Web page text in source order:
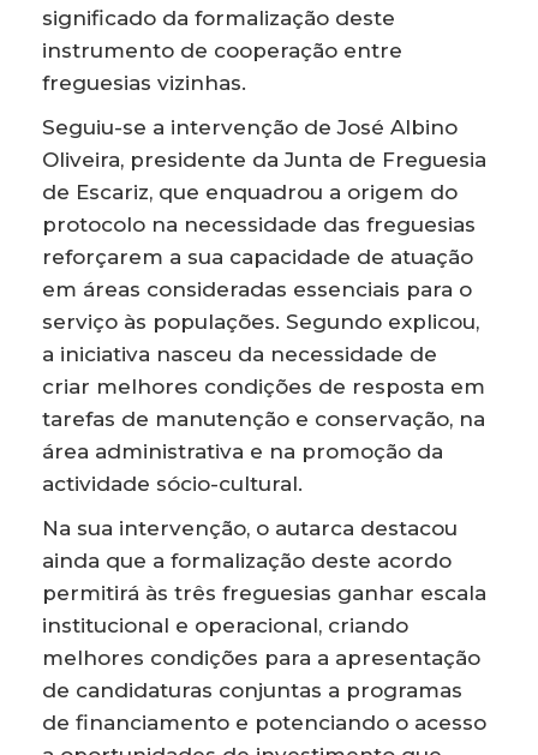
significado da formalização deste
instrumento de cooperação entre
freguesias vizinhas.
Seguiu-se a intervenção de José Albino
Oliveira, presidente da Junta de Freguesia
de Escariz, que enquadrou a origem do
protocolo na necessidade das freguesias
reforçarem a sua capacidade de atuação
em áreas consideradas essenciais para o
serviço às populações. Segundo explicou,
a iniciativa nasceu da necessidade de
criar melhores condições de resposta em
tarefas de manutenção e conservação, na
área administrativa e na promoção da
actividade sócio-cultural.
Na sua intervenção, o autarca destacou
ainda que a formalização deste acordo
permitirá às três freguesias ganhar escala
institucional e operacional, criando
melhores condições para a apresentação
de candidaturas conjuntas a programas
de financiamento e potenciando o acesso